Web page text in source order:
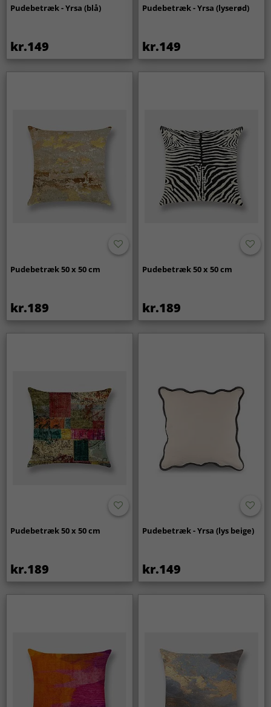
Pudebetræk - Yrsa (blå)
kr.149
Pudebetræk - Yrsa (lyserød)
kr.149
Pudebetræk 50 x 50 cm
kr.189
Pudebetræk 50 x 50 cm
kr.189
Pudebetræk 50 x 50 cm
kr.189
Pudebetræk - Yrsa (lys beige)
kr.149